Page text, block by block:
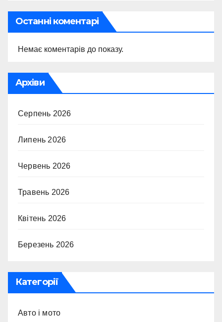
Останні коментарі
Немає коментарів до показу.
Архіви
Серпень 2026
Липень 2026
Червень 2026
Травень 2026
Квітень 2026
Березень 2026
Категорії
Авто і мото